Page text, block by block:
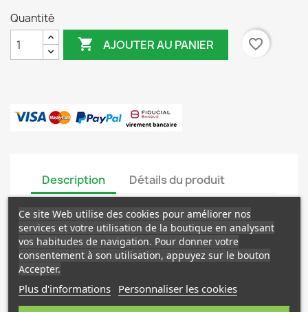
Quantité
 AJOUTER AU PANIER favorite_border
Description Détails du produit
Grand kalanchoe aux tiges épaisses portant de
grandes feuilles ovales, épaisses, couvertes de
pruine beige à dorée, hautes hampes de fleurs
jaunes.
Ce site Web utilise des cookies pour améliorer nos
services et votre utilisation de la boutique en analysant
vos habitudes de navigation. Pour donner votre
consentement à son utilisation, appuyez sur le bouton
Accepter.
Plus d'informations Personnaliser les cookies